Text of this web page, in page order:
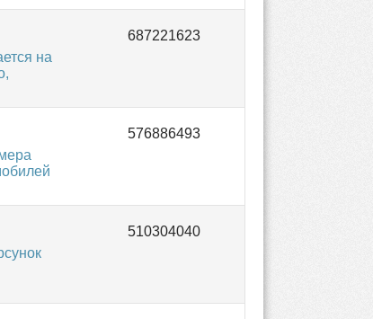
на